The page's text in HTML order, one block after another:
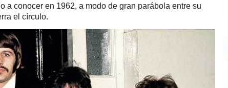
a conocer en 1962, a modo de gran parábola entre su
el círculo.